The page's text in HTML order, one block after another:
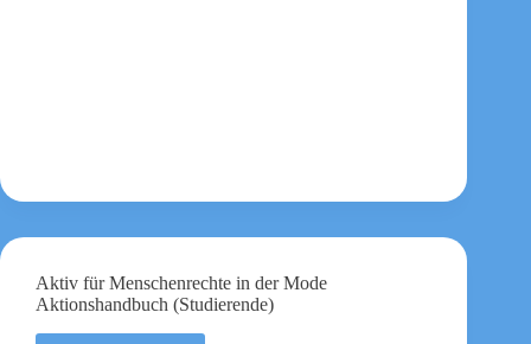
Aktiv für Menschenrechte in der Mode
Aktionshandbuch (Studierende)